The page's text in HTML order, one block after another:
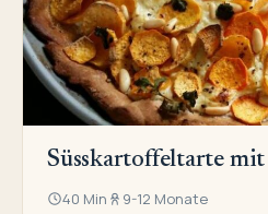
Süsskartoffeltarte mit
40 Min 9-12 Monate